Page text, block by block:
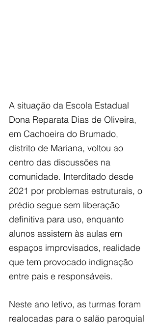
A situação da Escola Estadual
Dona Reparata Dias de Oliveira,
em Cachoeira do Brumado,
distrito de Mariana, voltou ao
centro das discussões na
comunidade. Interditado desde
2021 por problemas estruturais, o
prédio segue sem liberação
definitiva para uso, enquanto
alunos assistem às aulas em
espaços improvisados, realidade
que tem provocado indignação
entre pais e responsáveis.
Neste ano letivo, as turmas foram
realocadas para o salão paroquial